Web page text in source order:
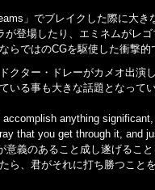
」でブレイクした際に大
登場したり、エミネムがレ
ではのCGを駆使した衝撃的
ター・ドレーがカメオ出演
る事も大きな話題となってい
anything
that you get through it, and
義のあること成し遂げるこ
、君がそれに打ち勝つこと